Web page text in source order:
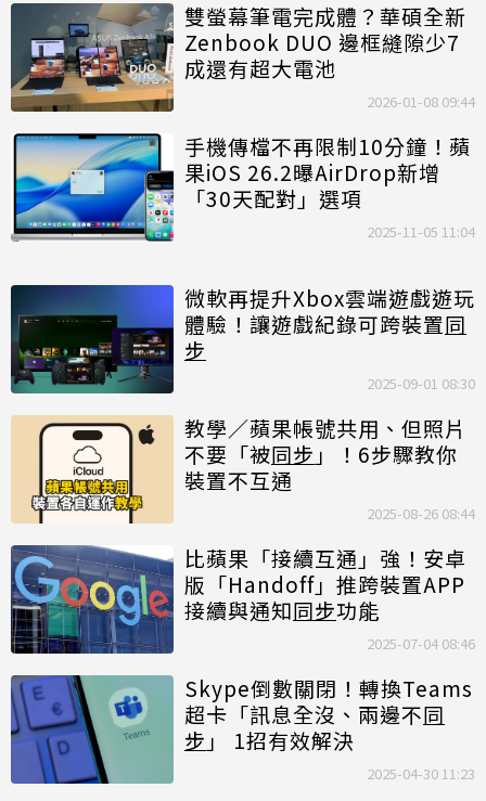
雙螢幕筆電完成體？華碩全新
Zenbook DUO 邊框縫隙少7
成還有超大電池
2026-01-08 09:44
手機傳檔不再限制10分鐘！蘋
果iOS 26.2曝AirDrop新增
「30天配對」選項
2025-11-05 11:04
微軟再提升Xbox雲端遊戲遊玩
體驗！讓遊戲紀錄可跨裝置同
步
2025-09-01 08:30
教學／蘋果帳號共用、但照片
不要「被同步 」！6步驟教你
裝置不互通
2025-08-26 08:44
比蘋果「接續互通」強！安卓
版「Handoff」推跨裝置APP
接續與通知同步功能
2025-07-04 08:46
Skype倒數關閉！轉換Teams
超卡「訊息全沒、兩邊不同
步 」 1招有效解決
2025-04-30 11:23